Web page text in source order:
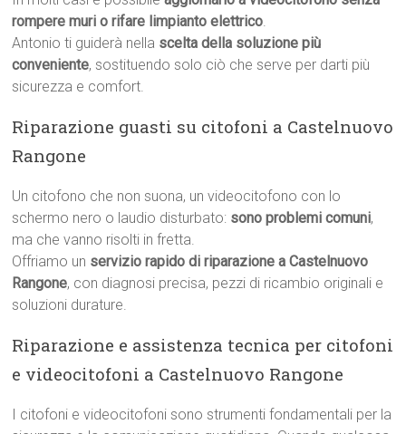
rompere muri o rifare limpianto elettrico.
Antonio ti guiderà nella scelta della soluzione più
conveniente, sostituendo solo ciò che serve per darti più
sicurezza e comfort.
Riparazione guasti su citofoni a Castelnuovo
Rangone
Un citofono che non suona, un videocitofono con lo
schermo nero o laudio disturbato: sono problemi comuni,
ma che vanno risolti in fretta.
Offriamo un servizio rapido di riparazione a Castelnuovo
Rangone, con diagnosi precisa, pezzi di ricambio originali e
soluzioni durature.
Riparazione e assistenza tecnica per citofoni
e videocitofoni a Castelnuovo Rangone
I citofoni e videocitofoni sono strumenti fondamentali per la